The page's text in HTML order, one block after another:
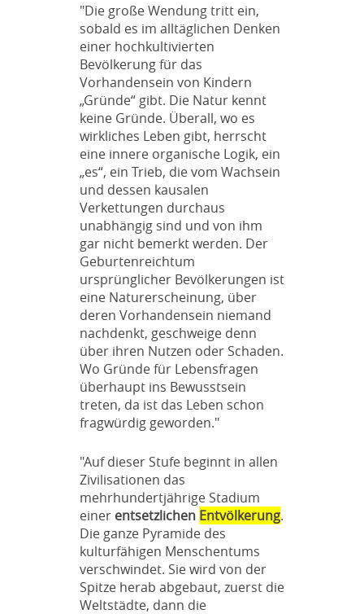
"Die große Wendung tritt ein,
sobald es im alltäglichen Denken
einer hochkultivierten
Bevölkerung für das
Vorhandensein von Kindern
„Gründe“ gibt. Die Natur kennt
keine Gründe. Überall, wo es
wirkliches Leben gibt, herrscht
eine innere organische Logik, ein
„es“, ein Trieb, die vom Wachsein
und dessen kausalen
Verkettungen durchaus
unabhängig sind und von ihm
gar nicht bemerkt werden. Der
Geburtenreichtum
ursprünglicher Bevölkerungen ist
eine Naturerscheinung, über
deren Vorhandensein niemand
nachdenkt, geschweige denn
über ihren Nutzen oder Schaden.
Wo Gründe für Lebensfragen
überhaupt ins Bewusstsein
treten, da ist das Leben schon
fragwürdig geworden."
"Auf dieser Stufe beginnt in allen
Zivilisationen das
mehrhundertjährige Stadium
einer entsetzlichen Entvölkerung.
Die ganze Pyramide des
kulturfähigen Menschentums
verschwindet. Sie wird von der
Spitze herab abgebaut, zuerst die
Weltstädte, dann die